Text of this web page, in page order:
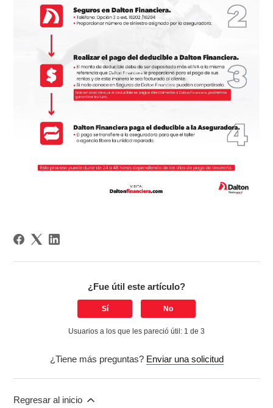
¿Fue útil este artículo?
Sí No
Usuarios a los que les pareció útil: 1 de 3
¿Tiene más preguntas? Enviar una solicitud
Regresar al inicio